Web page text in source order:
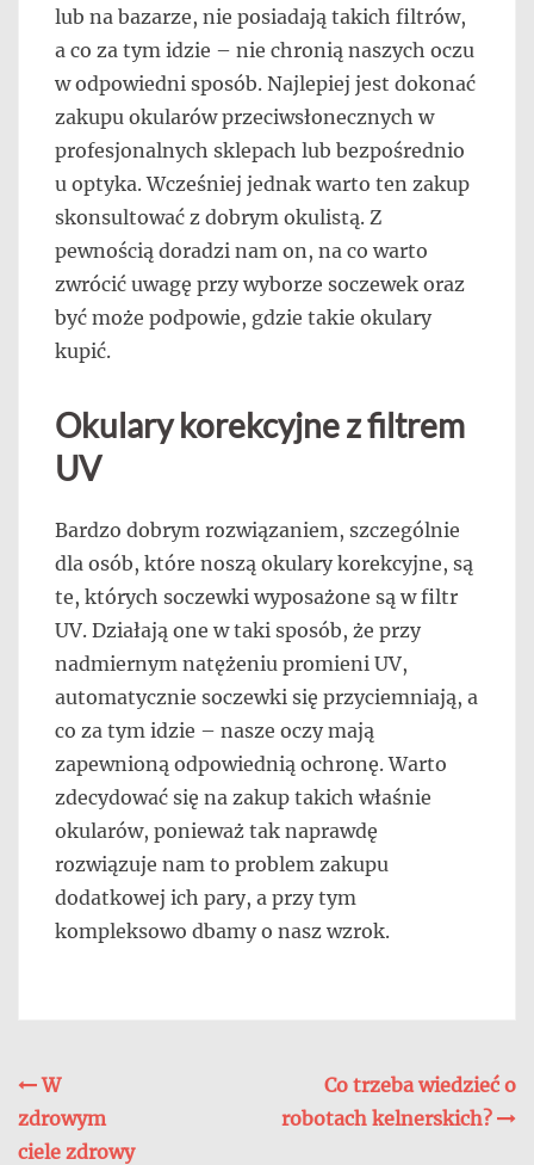
lub na bazarze, nie posiadają takich filtrów,
a co za tym idzie – nie chronią naszych oczu
w odpowiedni sposób. Najlepiej jest dokonać
zakupu okularów przeciwsłonecznych w
profesjonalnych sklepach lub bezpośrednio
u optyka. Wcześniej jednak warto ten zakup
skonsultować z dobrym okulistą. Z
pewnością doradzi nam on, na co warto
zwrócić uwagę przy wyborze soczewek oraz
być może podpowie, gdzie takie okulary
kupić.
Okulary korekcyjne z filtrem
UV
Bardzo dobrym rozwiązaniem, szczególnie
dla osób, które noszą okulary korekcyjne, są
te, których soczewki wyposażone są w filtr
UV. Działają one w taki sposób, że przy
nadmiernym natężeniu promieni UV,
automatycznie soczewki się przyciemniają, a
co za tym idzie – nasze oczy mają
zapewnioną odpowiednią ochronę. Warto
zdecydować się na zakup takich właśnie
okularów, ponieważ tak naprawdę
rozwiązuje nam to problem zakupu
dodatkowej ich pary, a przy tym
kompleksowo dbamy o nasz wzrok.
Nawigacja
wpisu
W
zdrowym
ciele zdrowy
Co trzeba wiedzieć o
robotach kelnerskich?